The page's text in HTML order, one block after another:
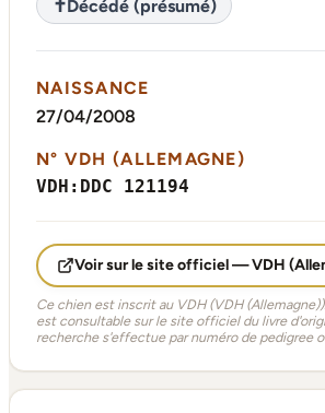
✝Décédé (présumé)
NAISSANCE
27/04/2008
N° VDH (ALLEMAGNE)
VDH:DDC 121194
Voir sur le site officiel — VDH
Ce chien est inscrit au VDH (VDH
est consultable sur le site officiel du livre
recherche s'effectue par numéro de pedigree